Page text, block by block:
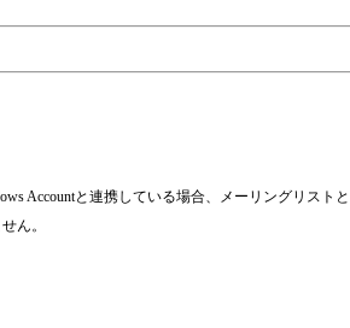
Accountと連携している場合、メーリングリス
ん。